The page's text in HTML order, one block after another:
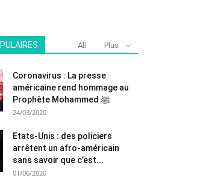
All Plus
Coronavirus : La presse
américaine rend hommage au
Prophète Mohammed ﷺ
24/03/2020
Etats-Unis : des policiers
arrêtent un afro-américain
sans savoir que c’est...
01/06/2020